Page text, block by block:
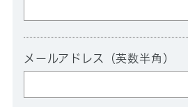
メールアドレス（英数半角）